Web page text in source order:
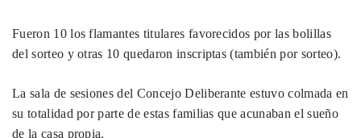
Fueron 10 los flamantes titulares favorecidos por las bolillas
del sorteo y otras 10 quedaron inscriptas (también por sorteo).
La sala de sesiones del Concejo Deliberante estuvo colmada en
su totalidad por parte de estas familias que acunaban el sueño
de la casa propia.